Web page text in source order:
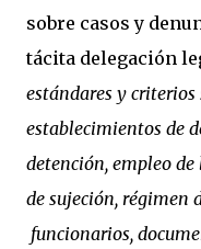
sobre casos y
tácita delegación
estándares y criterios
establecimientos de
detención, empleo de
de sujeción, régimen
funcionarios,